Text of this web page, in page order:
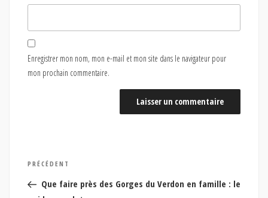
Enregistrer mon nom, mon e-mail et mon site dans le navigateur pour
mon prochain commentaire.
Navigation
de
Article
précédent
PRÉCÉDENT
Que faire près des Gorges du Verdon en famille : le